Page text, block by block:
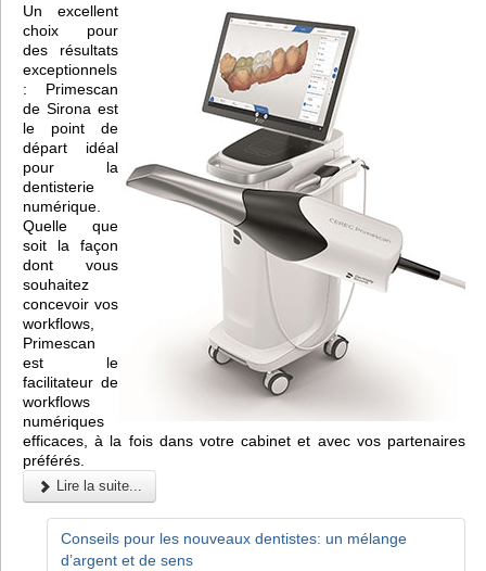
Un excellent
choix pour
des résultats
exceptionnels
: Primescan
de Sirona est
le point de
départ idéal
pour la
dentisterie
numérique.
Quelle que
soit la façon
dont vous
souhaitez
concevoir vos
workflows,
Primescan
est le
facilitateur de
workflows
numériques
efficaces, à la fois dans votre cabinet et avec vos partenaires
préférés.
Lire la suite...
Conseils pour les nouveaux dentistes: un mélange
d’argent et de sens